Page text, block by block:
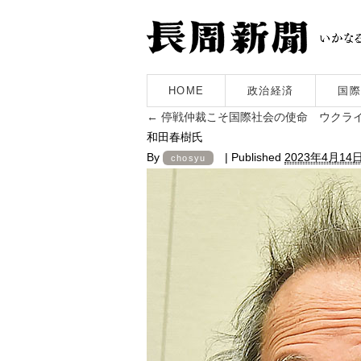
HOME 政治経済 国際
← 停戦仲裁こそ国際社会の使命 ウクラ
和田春樹氏
By
chosyu | Published 2023年4月14